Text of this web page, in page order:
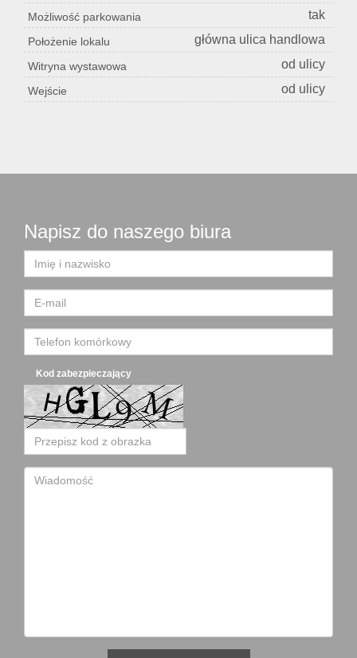
Możliwość parkowania tak
Położenie lokalu główna ulica handlowa
Witryna wystawowa od ulicy
Wejście od ulicy
Napisz do naszego biura
Kod zabezpieczający